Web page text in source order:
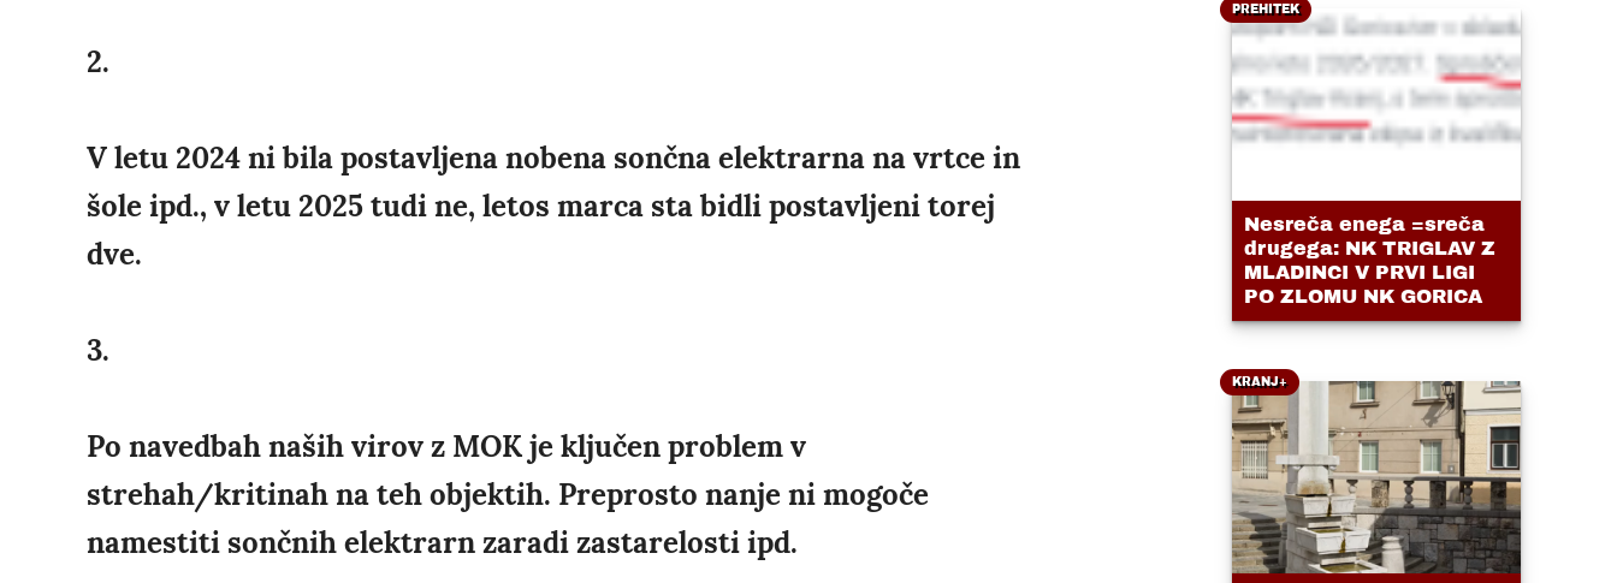
2.
V letu 2024 ni bila postavljena nobena sončna elektrarna na vrtce in
šole ipd., v letu 2025 tudi ne, letos marca sta bidli postavljeni torej
dve.
3.
Po navedbah naših virov z MOK je ključen problem v
strehah/kritinah na teh objektih. Preprosto nanje ni mogoče
namestiti sončnih elektrarn zaradi zastarelosti ipd.
PREHITEK
Nesreča enega =sreča
drugega: NK TRIGLAV Z
MLADINCI V PRVI LIGI
PO ZLOMU NK GORICA
KRANJ+